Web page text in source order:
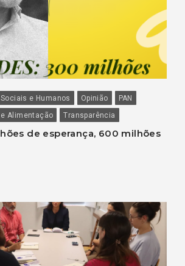
e Humanos Opinião
PAN
e Alimentação Transparência
de esperança, 600 milhões